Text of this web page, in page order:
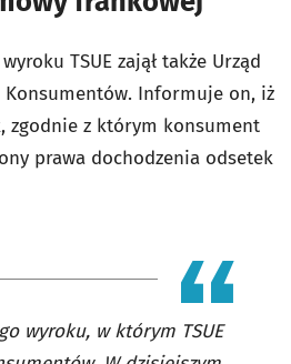
TSUE zajął także Urząd
Informuje on, iż
zgodnie z którym konsument
prawa dochodzenia odsetek
wyroku, w którym TSUE